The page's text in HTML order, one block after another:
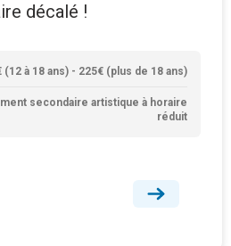
décalé !
(12 à 18 ans) - 225€ (plus de 18 ans)
secondaire artistique à horaire
réduit